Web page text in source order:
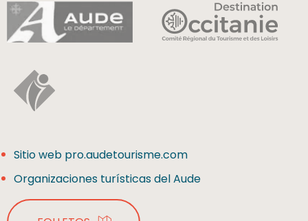
Sitio web pro.audetourisme.com
Organizaciones turísticas del Aude